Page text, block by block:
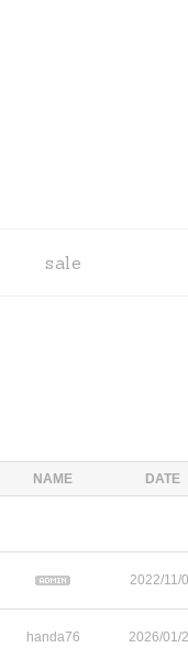
sale
NAME DATE
2022/11/
handa76 2026/01/